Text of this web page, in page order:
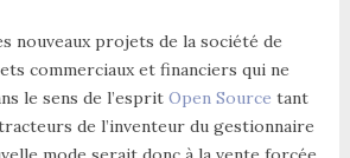
nouveaux projets de la société de
commerciaux et financiers qui ne
le sens de l’esprit Open Source tant
de l’inventeur du gestionnaire